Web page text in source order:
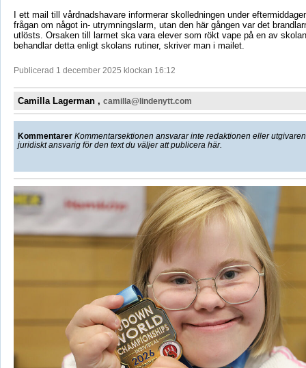
I ett mail till vårdnadshavare informerar skolledningen under
frågan om något in- utrymningslarm, utan den här gången var det
utlösts. Orsaken till larmet ska vara elever som rökt vape på en av
behandlar detta enligt skolans rutiner, skriver man i mailet.
Publicerad 1 december 2025 klockan 16:12
Camilla Lagerman , camilla@lindenytt.com
Kommentarer Kommentarsektionen ansvarar inte redaktionen eller
juridiskt ansvarig för den text du väljer att publicera här.